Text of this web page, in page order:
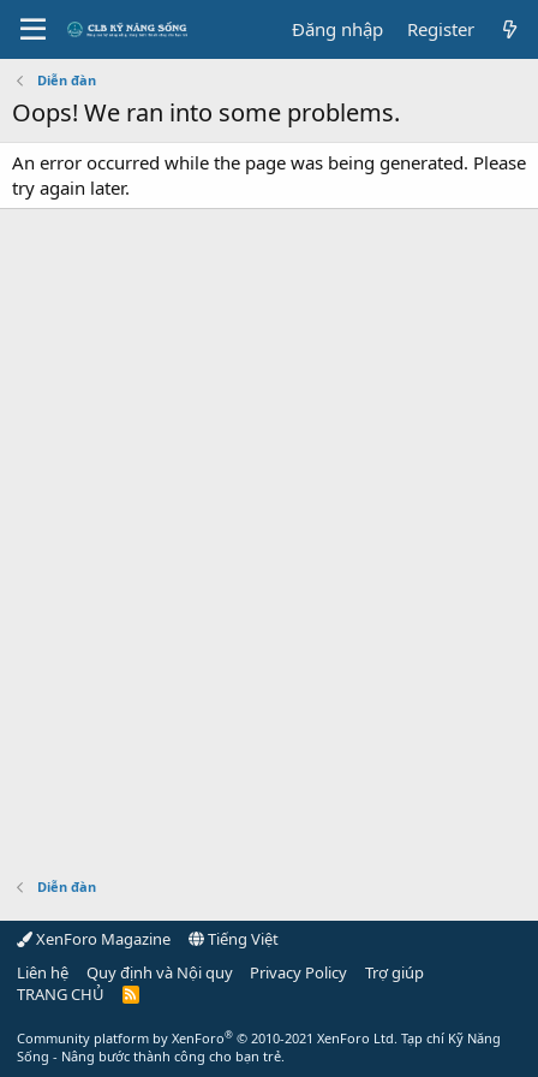
Đăng nhập Register
Diễn đàn
Oops! We ran into some problems.
An error occurred while the page was being generated. Please
try again later.
Diễn đàn
XenForo Magazine
Tiếng Việt
Liên hệ
Quy định và Nội quy Privacy Policy
Trợ giúp
TRANG CHỦ
R
Community platform by XenForo® © 2010-2021 XenForo Ltd. Tạp chí Kỹ Năng
Sống - Nâng bước thành công cho bạn trẻ.